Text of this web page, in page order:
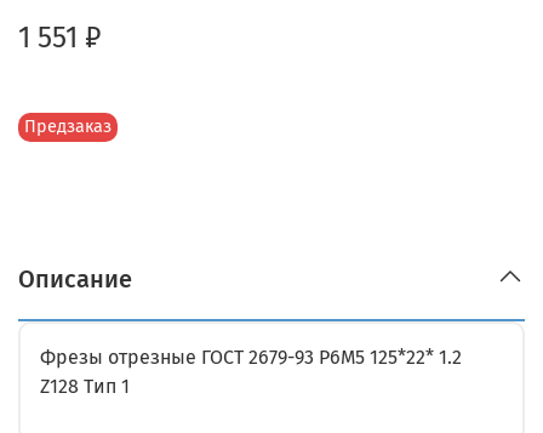
Предзаказ
1 551 ₽
Описание
Фрезы отрезные ГОСТ 2679-93 Р6М5 125*22* 1.2
Z128 Тип 1